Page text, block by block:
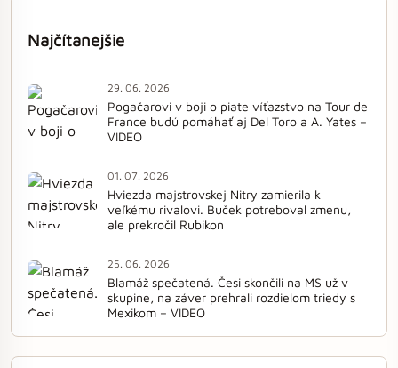
Najčítanejšie
29. 06. 2026
Pogačarovi v boji o piate víťazstvo na Tour de
France budú pomáhať aj Del Toro a A. Yates –
VIDEO
01. 07. 2026
Hviezda majstrovskej Nitry zamierila k
veľkému rivalovi. Buček potreboval zmenu,
ale prekročil Rubikon
25. 06. 2026
Blamáž spečatená. Česi skončili na MS už v
skupine, na záver prehrali rozdielom triedy s
Mexikom – VIDEO